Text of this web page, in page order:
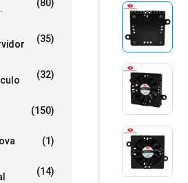
(80)
(35)
(32)
(150)
(1)
(14)